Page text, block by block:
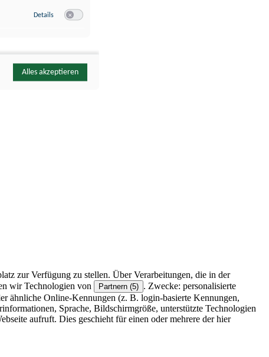
zur Verfügung zu stellen. Über Verarbeitungen, die in der
wir Technologien von Partnern (5) . Zwecke: personalisierte
ähnliche Online-Kennungen (z. B. login-basierte Kennungen,
Sprache, Bildschirmgröße, unterstützte Technologien
aufruft. Dies geschieht für einen oder mehrere der hier
Details zu YouTube
Alles akzeptieren